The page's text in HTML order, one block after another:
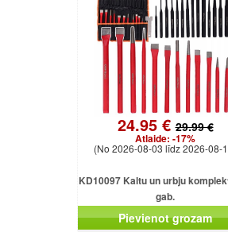
24.95 €29.99 €
Atlaide: -17%
(No 2026-08-03 līdz 2026-08-
KD10097 Kaltu un urbju
gab.
Pievienot grozam